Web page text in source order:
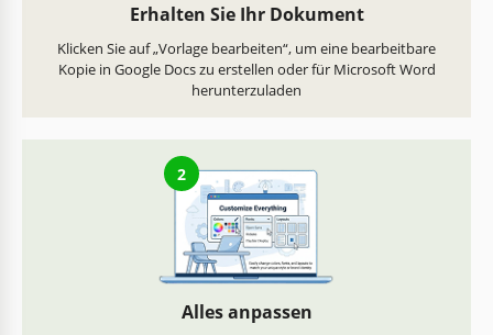
Erhalten Sie Ihr Dokument
Klicken Sie auf „Vorlage bearbeiten“, um eine bearbeitbare
Kopie in Google Docs zu erstellen oder für Microsoft Word
herunterzuladen
2
Alles anpassen